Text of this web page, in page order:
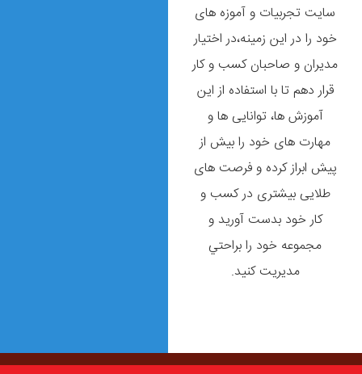
سایت تجربیات و آموزه های
خود را در این زمینه،در اختیار
مديران و صاحبان كسب و كار
قرار دهم تا با استفاده از این
آموزش ها، توانایی ها و
مهارت های خود را بیش از
پیش ابراز کرده و فرصت های
طلایی بیشتری در کسب و
کار خود بدست آورید و
مجموعه خود را براحتي
مديريت كنيد.